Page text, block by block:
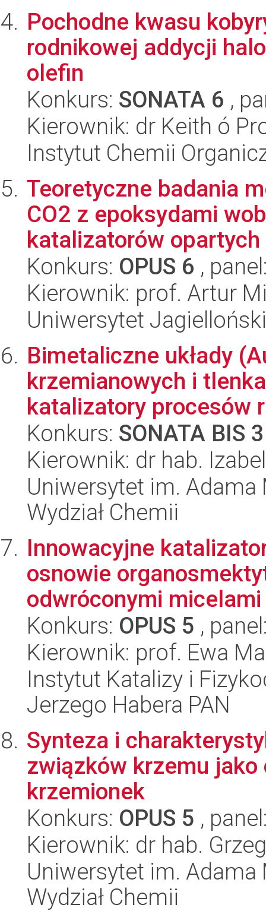
Pochodne kwasu
rodnikowej addycji
olefin
Konkurs: SONATA 6 ,
Kierownik: dr Keith ó
Instytut Chemii
Teoretyczne badania
CO2 z epoksydami
katalizatorów
Konkurs: OPUS 6 ,
Kierownik: prof. Artur
Uniwersytet
Bimetaliczne układy
krzemianowych i
katalizatory procesów
Konkurs: SONATA BIS 3
Kierownik: dr hab.
Uniwersytet im.
Wydział Chemii
Innowacyjne
osnowie
odwróconymi
Konkurs: OPUS 5 ,
Kierownik: prof. Ewa
Instytut Katalizy i
Jerzego Habera PAN
Synteza i
związków krzemu
krzemionek
Konkurs: OPUS 5 ,
Kierownik: dr hab.
Uniwersytet im.
Wydział Chemii